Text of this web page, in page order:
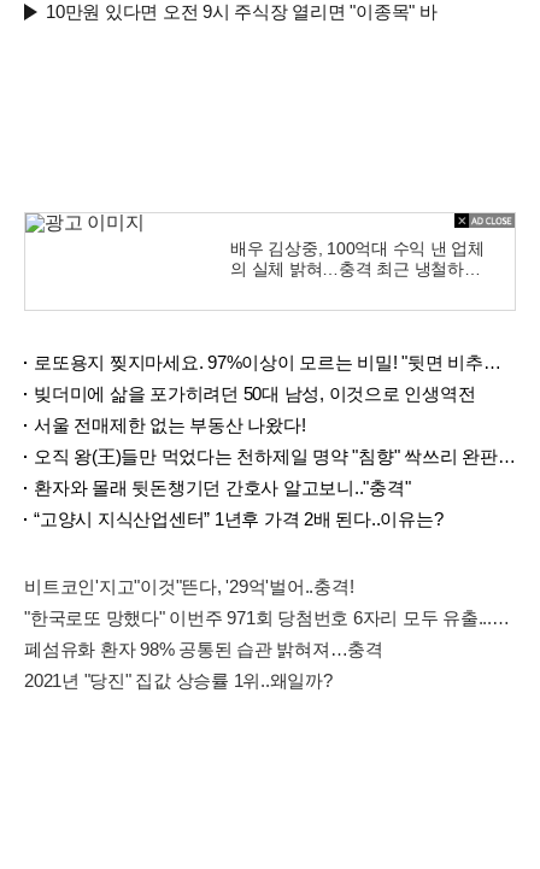
10만원 있다면 오전 9시 주식장 열리면 "이종목" 바
배우 김상중, 100억대 수익 낸 업체
의 실체 밝혀…충격 최근 냉철하고
받는 국민 배우 김상주씨가
로또용지 찢지마세요. 97%이상이 모르는 비밀! "뒷면 비추면 번호 보인다!?"
빚더미에 삶을 포가히려던 50대 남성, 이것으로 인생역전
서울 전매제한 없는 부동산 나왔다!
오직 왕(王)들만 먹었다는 천하제일 명약 "침향" 싹쓰리 완판!! 왜 난리났나 봤더니..경악!
환자와 몰래 뒷돈챙기던 간호사 알고보니.."충격"
“고양시 지식산업센터” 1년후 가격 2배 된다..이유는?
비트코인'지고"이것"뜬다, '29억'벌어..충격!
"한국로또 망했다" 이번주 971회 당첨번호 6자리 모두 유출...관계자 실수로 "비상"!
폐섬유화 환자 98% 공통된 습관 밝혀져…충격
2021년 "당진" 집값 상승률 1위..왜일까?